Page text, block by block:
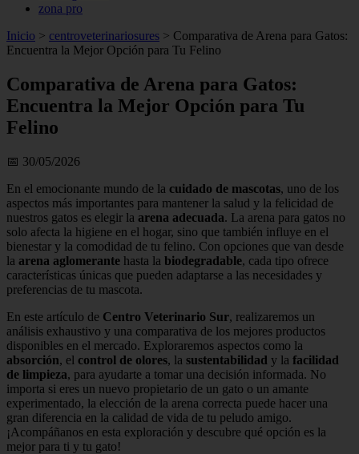
zona pro
Inicio > centroveterinariosures > Comparativa de Arena para Gatos:
Encuentra la Mejor Opción para Tu Felino
Comparativa de Arena para Gatos:
Encuentra la Mejor Opción para Tu
Felino
📅 30/05/2026
En el emocionante mundo de la cuidado de mascotas, uno de los
aspectos más importantes para mantener la salud y la felicidad de
nuestros gatos es elegir la arena adecuada. La arena para gatos no
solo afecta la higiene en el hogar, sino que también influye en el
bienestar y la comodidad de tu felino. Con opciones que van desde
la arena aglomerante hasta la biodegradable, cada tipo ofrece
características únicas que pueden adaptarse a las necesidades y
preferencias de tu mascota.
En este artículo de Centro Veterinario Sur, realizaremos un
análisis exhaustivo y una comparativa de los mejores productos
disponibles en el mercado. Exploraremos aspectos como la
absorción, el control de olores, la sustentabilidad y la facilidad
de limpieza, para ayudarte a tomar una decisión informada. No
importa si eres un nuevo propietario de un gato o un amante
experimentado, la elección de la arena correcta puede hacer una
gran diferencia en la calidad de vida de tu peludo amigo.
¡Acompáñanos en esta exploración y descubre qué opción es la
mejor para ti y tu gato!